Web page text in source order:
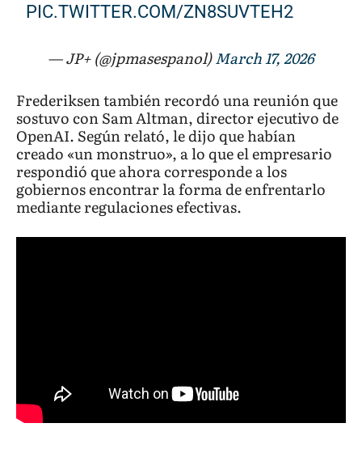
PIC.TWITTER.COM/ZN8SUVTEH2
— JP+ (@jpmasespanol)March 17, 2026
Frederiksen también recordó una reunión que
sostuvo con Sam Altman, director ejecutivo de
OpenAI. Según relató, le dijo que habían
creado «un monstruo», a lo que el empresario
respondió que ahora corresponde a los
gobiernos encontrar la forma de enfrentarlo
mediante regulaciones efectivas.